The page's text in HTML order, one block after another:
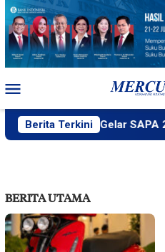
Loncat
konten
Mobile
Berita Terkini
Untad Gelar SAPA 2026
BERITA UTAMA